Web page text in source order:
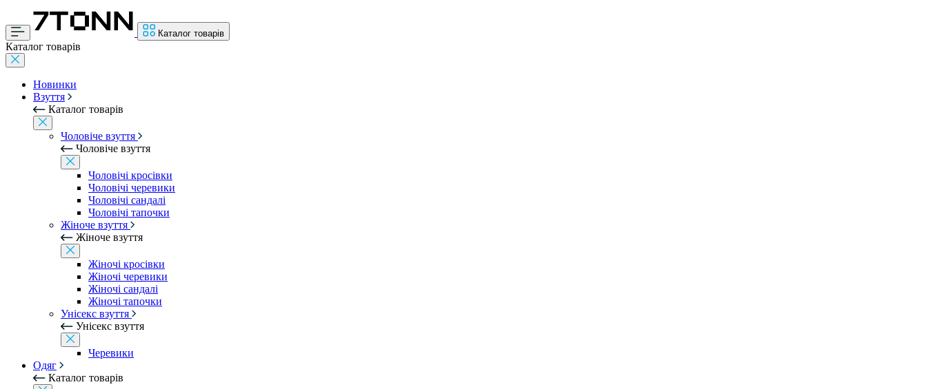
Каталог товарів
Каталог товарів
Новинки
Взуття
Каталог товарів
Чоловіче взуття
Чоловіче взуття
Чоловічі кросівки
Чоловічі черевики
Чоловічі сандалі
Чоловічі тапочки
Жіноче взуття
Жіноче взуття
Жіночі кросівки
Жіночі черевики
Жіночі сандалі
Жіночі тапочки
Унісекс взуття
Унісекс взуття
Черевики
Одяг
Каталог товарів